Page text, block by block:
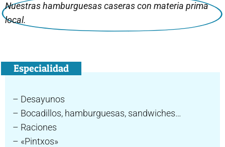
Nuestras hamburguesas caseras con materia prima
local.
Especialidad
– Desayunos
– Bocadillos, hamburguesas, sandwiches…
– Raciones
– «Pintxos»